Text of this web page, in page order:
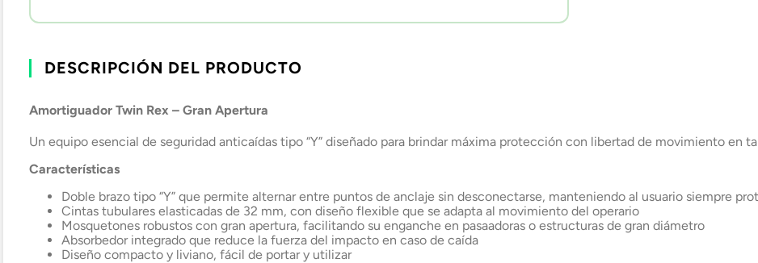
DESCRIPCIÓN DEL PRODUCTO
Amortiguador Twin Rex – Gran Apertura
Un equipo esencial de seguridad anticaídas tipo “Y” diseñado para brindar máxima protección con libertad de movimiento en
Características
Doble brazo tipo “Y” que permite alternar entre puntos de anclaje sin desconectarse, manteniendo al usuario siempre
Cintas tubulares elasticadas de 32 mm, con diseño flexible que se adapta al movimiento del operario
Mosquetones robustos con gran apertura, facilitando su enganche en pasaadoras o estructuras de gran diámetro
Absorbedor integrado que reduce la fuerza del impacto en caso de caída
Diseño compacto y liviano, fácil de portar y utilizar